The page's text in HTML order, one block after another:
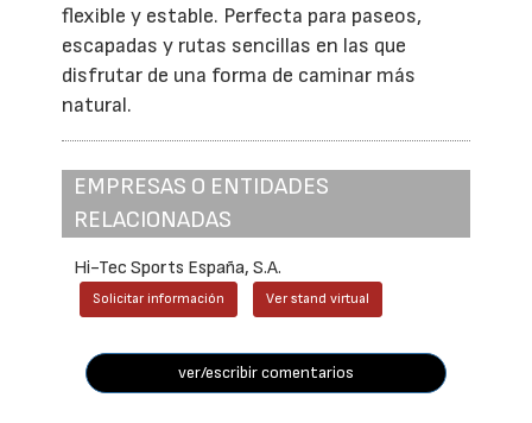
flexible y estable. Perfecta para paseos,
escapadas y rutas sencillas en las que
disfrutar de una forma de caminar más
natural.
EMPRESAS O ENTIDADES
RELACIONADAS
Hi-Tec Sports España, S.A.
Solicitar información Ver stand virtual
ver/escribir comentarios